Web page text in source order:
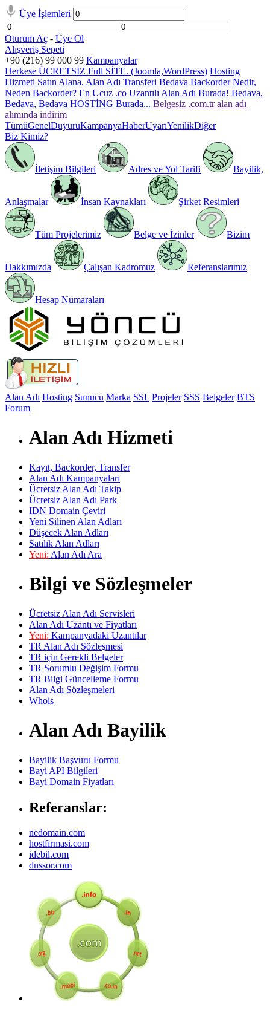
Üye İşlemleri
Oturum Aç - Üye Ol
Alışveriş Sepeti
+90 (216) 99 000 99 Kampanyalar
Herkese ÜCRETSİZ Full SİTE. (Joomla,WordPress) Hosting
Hizmeti Satın Alana, Alan Adı Transferi Bedava Backorder Nedir,
Neden Backorder? En Ucuz .co Uzantılı Alan Adı Burada! Bedava,
Bedava, Bedava HOSTİNG Burada... Belgesiz .com.tr alan adı
alımında indirim
TümüGenelDuyuruKampanyaHaberUyarıYenilikDiğer
Biz Kimiz?
İletişim Bilgileri Adres ve Yol Tarifi Bayilik,
Anlaşmalar İnsan Kaynakları Şirket Resimleri
Tüm Projelerimiz Belge ve İzinler Bizim
Hakkımızda Çalışan Kadromuz Referanslarımız
Hesap Numaraları
Alan Adı Hosting Sunucu Marka SSL Projeler SSS Belgeler BTS
Forum
Alan Adı Hizmeti
Kayıt, Backorder, Transfer
Alan Adı Kampanyaları
Ücretsiz Alan Adı Takip
Ücretsiz Alan Adı Park
IDN Domain Çeviri
Yeni Silinen Alan Adları
Düşecek Alan Adları
Satılık Alan Adları
Yeni: Alan Adı Ara
Bilgi ve Sözleşmeler
Ücretsiz Alan Adı Servisleri
Alan Adı Uzantı ve Fiyatları
Yeni: Kampanyadaki Uzantılar
TR Alan Adı Sözleşmesi
TR için Gerekli Belgeler
TR Sorumlu Değişim Formu
TR Bilgi Güncelleme Formu
Alan Adı Sözleşmeleri
Whois
Alan Adı Bayilik
Bayilik Başvuru Formu
Bayi API Bilgileri
Bayi Domain Fiyatları
Referanslar:
nedomain.com
hostfirmasi.com
idebil.com
dnssor.com